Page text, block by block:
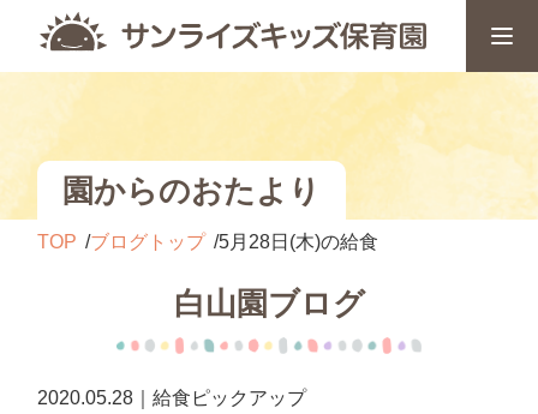
園からのおたより
TOP ブログトップ 5月28日(木)の給食
白山園ブログ
2020.05.28｜給食ピックアップ